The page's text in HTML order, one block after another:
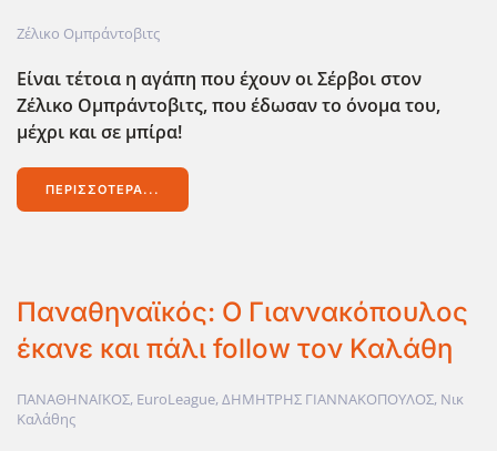
Ζέλικο Ομπράντοβιτς
Είναι τέτοια η αγάπη που έχουν οι Σέρβοι στον
Ζέλικο Ομπράντοβιτς, που έδωσαν το όνομα του,
μέχρι και σε μπίρα!
ΠΕΡΙΣΣΌΤΕΡΑ...
Παναθηναϊκός: Ο Γιαννακόπουλος
έκανε και πάλι follow τον Καλάθη
ΠΑΝΑΘΗΝΑΪΚΟΣ, EuroLeague,ΔΗΜΗΤΡΗΣ ΓΙΑΝΝΑΚΟΠΟΥΛΟΣ, Νικ
Καλάθης